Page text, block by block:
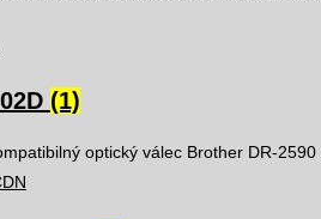
(1)
optický válec Brother DR-